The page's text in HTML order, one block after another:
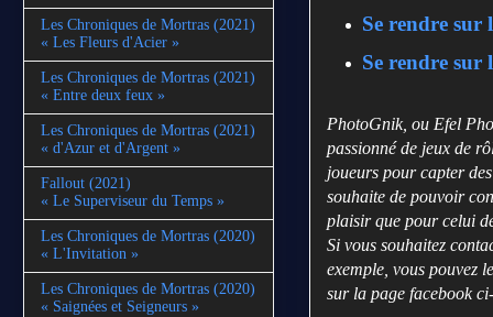
Se rendre sur
Se rendre sur
PhotoGnik, ou Efel
passionné de jeux de
joueurs pour capter
souhaite de pouvoir
plaisir que pour celui
Si vous souhaitez
exemple, vous pouvez
sur la page facebook
Les Chroniques de Mortras (2021)
« Les Fleurs d'Acier »
Les Chroniques de Mortras (2021)
« Entre deux feux »
Les Chroniques de Mortras (2021)
« d'Azur et d'Argent »
Fallout (2021)
« Le Superviseur du Temps »
Les Chroniques de Mortras (2020)
« L'Invitation »
Les Chroniques de Mortras (2020)
« Saignées et Seigneurs »